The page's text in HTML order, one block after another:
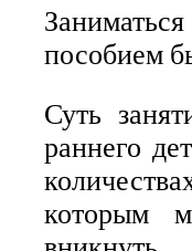
пособием
Суть
раннего
которым